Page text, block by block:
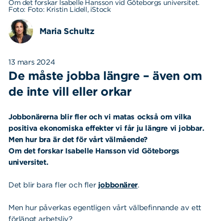
Om det forskar Isabelle Hansson vid Göteborgs universitet.
Foto: Foto: Kristin Lidell, iStock
Maria Schultz
13 mars 2024
De måste jobba längre – även om
de inte vill eller orkar
Jobbonärerna blir fler och vi matas också om vilka
positiva ekonomiska effekter vi får ju längre vi jobbar.
Men hur bra är det för vårt välmående?
Om det forskar Isabelle Hansson vid Göteborgs
universitet.
Det blir bara fler och fler jobbonärer.
Men hur påverkas egentligen vårt välbefinnande av ett
förlängt arbetsliv?